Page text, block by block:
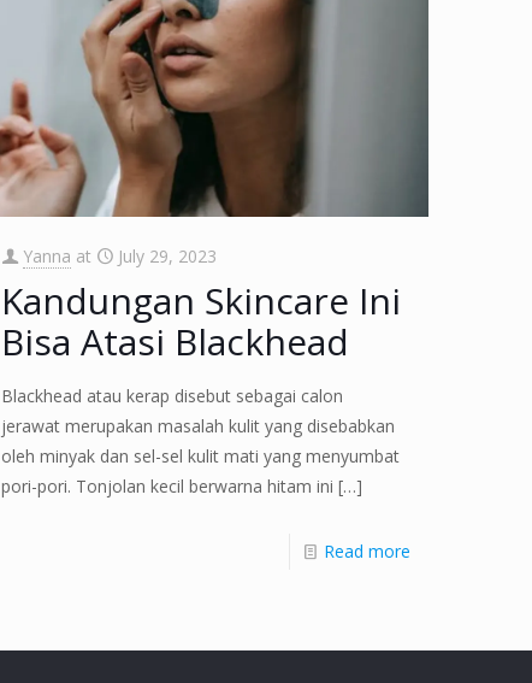
Yanna at July 29, 2023
Kandungan Skincare Ini
Bisa Atasi Blackhead
Blackhead atau kerap disebut sebagai calon
jerawat merupakan masalah kulit yang disebabkan
oleh minyak dan sel-sel kulit mati yang menyumbat
pori-pori. Tonjolan kecil berwarna hitam ini […]
Read more